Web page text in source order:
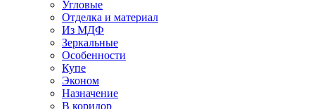
Угловые
Отделка и материал
Из МДФ
Зеркальные
Особенности
Купе
Эконом
Назначение
В коридор